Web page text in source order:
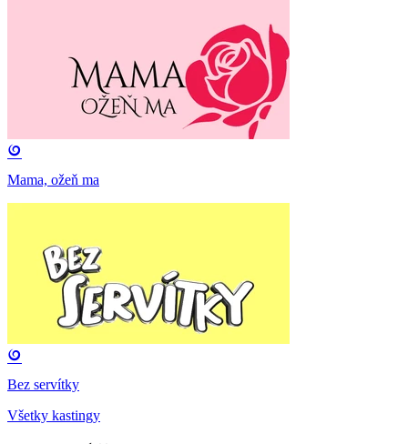
Mama, ožeň ma
Bez servítky
Všetky kastingy